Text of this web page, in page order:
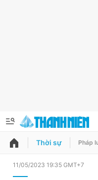
QUẢNG CÁO
Thời sự Pháp
11/05/2023 19:35 GMT+7